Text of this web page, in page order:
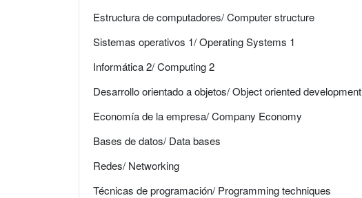
Estructura de computadores/ Computer structure
Sistemas operativos 1/ Operating Systems 1
Informática 2/ Computing 2
Desarrollo orientado a objetos/ Object oriented development
Economía de la empresa/ Company Economy
Bases de datos/ Data bases
Redes/ Networking
Técnicas de programación/ Programming techniques